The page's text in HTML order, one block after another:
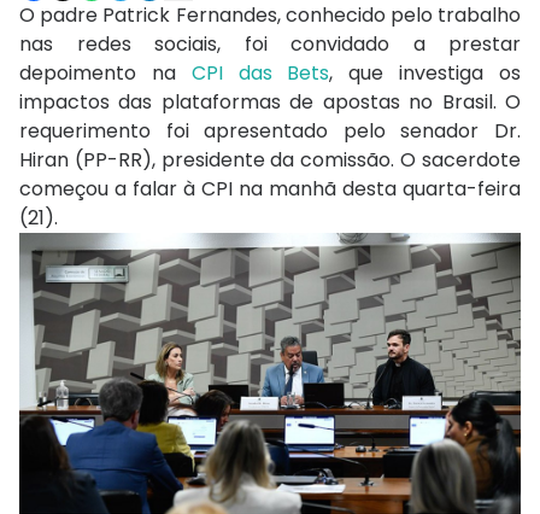
O padre Patrick Fernandes, conhecido pelo trabalho
nas redes sociais, foi convidado a prestar
depoimento na CPI das Bets, que investiga os
impactos das plataformas de apostas no Brasil. O
requerimento foi apresentado pelo senador Dr.
Hiran (PP-RR), presidente da comissão. O sacerdote
começou a falar à CPI na manhã desta quarta-feira
(21).